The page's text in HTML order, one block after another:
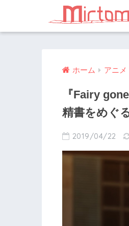
ホーム アニメ
『Fairy
精書をめぐ
2019/04/22